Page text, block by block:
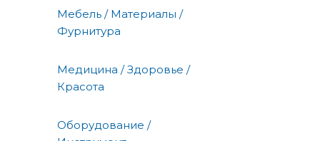
Мебель / Материалы /
Фурнитура
Медицина / Здоровье /
Красота
Оборудование /